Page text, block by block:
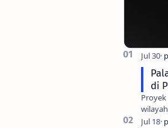
di
Proyek